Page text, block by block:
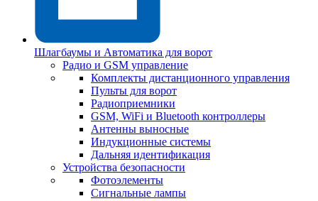
Шлагбаумы и Автоматика для ворот
Радио и GSM управление
Комплекты дистанционного управления
Пульты для ворот
Радиоприемники
GSM, WiFi и Bluetooth контроллеры
Антенны выносные
Индукционные системы
Дальняя идентификация
Устройства безопасности
Фотоэлементы
Сигнальные лампы